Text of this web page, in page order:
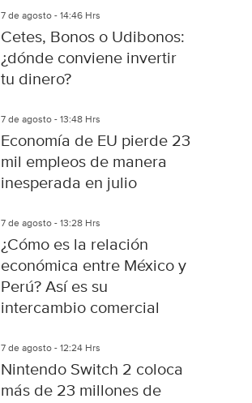
7 de agosto - 14:46 Hrs
Cetes, Bonos o Udibonos:
¿dónde conviene invertir
tu dinero?
7 de agosto - 13:48 Hrs
Economía de EU pierde 23
mil empleos de manera
inesperada en julio
7 de agosto - 13:28 Hrs
¿Cómo es la relación
económica entre México y
Perú? Así es su
intercambio comercial
7 de agosto - 12:24 Hrs
Nintendo Switch 2 coloca
más de 23 millones de